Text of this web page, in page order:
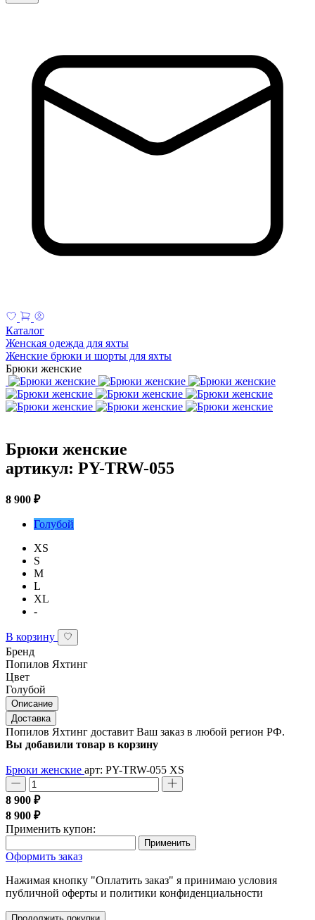
Каталог
Женская одежда для яхты
Женские брюки и шорты для яхты
Брюки женские
Брюки женские
артикул: PY-TRW-055
8 900 ₽
Голубой
XS
S
M
L
XL
-
В корзину
Бренд
Попилов Яхтинг
Цвет
Голубой
Описание
Доставка
Попилов Яхтинг доставит Ваш заказ в любой регион РФ.
Вы добавили товар в корзину
Брюки женские арт: PY-TRW-055 XS
8 900 ₽
8 900 ₽
Применить купон:
Применить
Оформить заказ
Нажимая кнопку "Оплатить заказ" я принимаю условия
публичной оферты и политики конфиденциальности